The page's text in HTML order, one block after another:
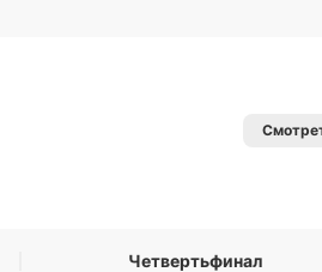
Четвертьфинал